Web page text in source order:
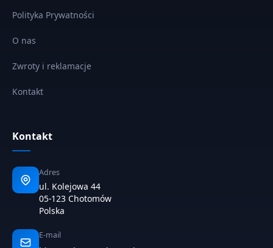
Polityka Prywatności
O nas
Zwroty i reklamacje
Kontakt
Kontakt
Adres
ul. Kolejowa 44
05-123 Chotomów
Polska
E-mail